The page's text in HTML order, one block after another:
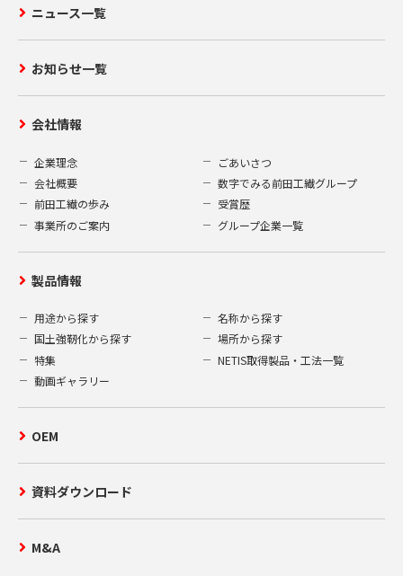
いただく為に、お客様からのお問い合
わせ・ご要望内容に関連する当社グル
ープ会社へ情報を開示する場合。
法令に基づく場合その他個人情報保護
法により第三者への提供が認められて
いる場合。
お客様にご承諾いただいた場合。
の申込みの受付、及びお客様からの当社へ
のお問い合わせ等を通して、お客様の氏
名、住所、電話番号、メールアドレス、勤
務先、所属部署等の個人情報を取得いたし
ます。
お客様がご提供された個人情報の開示、訂
ニュース一覧
お知らせ一覧
会社情報
企業理念
ごあいさつ
会社概要
数字でみる前田工繊グループ
前田工繊の歩み
受賞歴
事業所のご案内
グループ企業一覧
製品情報
用途から探す
名称から探す
国土強靭化から探す
場所から探す
特集
NETIS取得製品・工法一覧
動画ギャラリー
OEM
資料ダウンロード
M&A